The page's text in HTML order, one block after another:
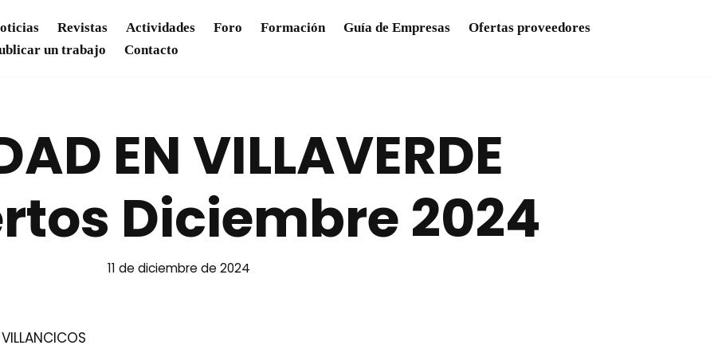
Revistas Actividades Foro Formación Guía de Empresas
Ofertas proveedores
un trabajo
Contacto
EN VILLAVERDE
Diciembre 2024
11 de diciembre de 2024